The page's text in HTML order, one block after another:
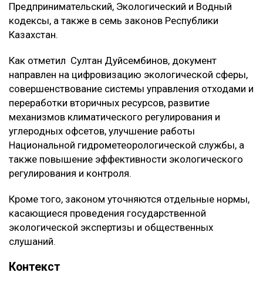
Предпринимательский, Экологический и Водный
кодексы, а также в семь законов Республики
Казахстан.
Как отметил Султан Дуйсембинов, документ
направлен на цифровизацию экологической сферы,
совершенствование системы управления отходами и
переработки вторичных ресурсов, развитие
механизмов климатического регулирования и
углеродных офсетов, улучшение работы
Национальной гидрометеорологической службы, а
также повышение эффективности экологического
регулирования и контроля.
Кроме того, законом уточняются отдельные нормы,
касающиеся проведения государственной
экологической экспертизы и общественных
слушаний.
Контекст